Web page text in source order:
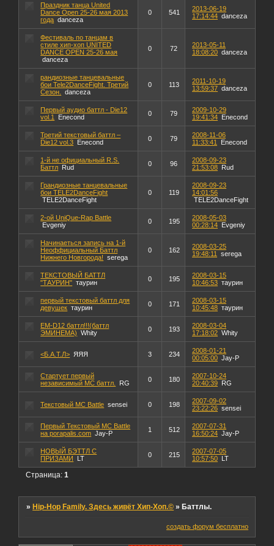
Праздник танца United
Dance Open 25-26 мая 2013
года danceza
0 541
2013-06-19
17:14:44 danceza
Фестиваль по танцам в
стиле хип-хоп UNITED
DANCE OPEN 25-26 мая
danceza
0 72
2013-05-11
18:08:20 danceza
рандиозные танцевальные
бои Tele2DanceFight. Третий
Сезон.
danceza
0 113
2011-10-19
13:59:37 danceza
Первый аудио баттл - Die12
vol.1
Enecond 0 79
2009-10-29
19:41:34 Enecond
Третий текстовый баттл –
Die12 vol.3 Enecond 0 79
2008-11-06
11:33:41
Enecond
1-й не официальный R.S.
Баттл Rud 0 96
2008-09-23
21:53:08 Rud
Грандиозные танцевальные
бои TELE2DanceFight
TELE2DanceFight
0 119
2008-09-23
14:01:56
TELE2DanceFight
2-ой UniQue-Rap Battle
Evgeniy
0 195
2008-05-03
00:28:14 Evgeniy
Начинаеться запись на 1-й
Неоффициальный Баттл
Нижнего Новгорода!
serega
0 162
2008-03-25
19:48:11
serega
ТЕКСТОВЫЙ БАТТЛ
"ТАУРИН" таурин 0 195
2008-03-15
10:46:53 таурин
первый текстовый баттл для
девушек таурин 0 171
2008-03-15
10:45:48 таурин
EM-D12 баттл!!!(баттл
ЭМИНЕМА)
Whity 0 193
2008-03-04
17:18:02 Whity
<Б.А.Т.Л> ЯЯЯ 3 234
2008-01-21
00:05:00 Jay-P
Стартует первый
независимый MC баттл.
RG 0 180
2007-10-24
20:40:39 RG
Текстовый МС Battle sensei 0 198
2007-09-02
23:22:26 sensei
Первый Текстовый МС Battle
на рorapalis.com Jay-P 1 512
2007-07-31
16:50:24 Jay-P
НОВЫЙ БЭТТЛ С
ПРИЗАМИ
LT 0 215
2007-07-05
10:57:50 LT
Страница:1
» Hip-Hop Family. Здесь живёт Хип-Хоп.© » Баттлы.
создать форум бесплатно